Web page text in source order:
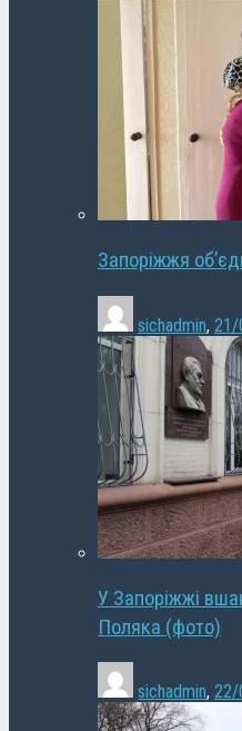
Запоріжжя
sichadmin, 21/
У Запоріжжі
Поляка (фото)
sichadmin, 22/